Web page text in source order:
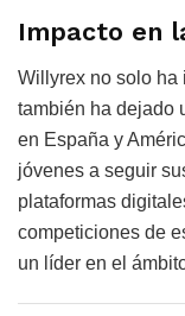
Impacto en
Willyrex no solo ha
también ha dejado
en España y
jóvenes a seguir
plataformas
competiciones de
un líder en el